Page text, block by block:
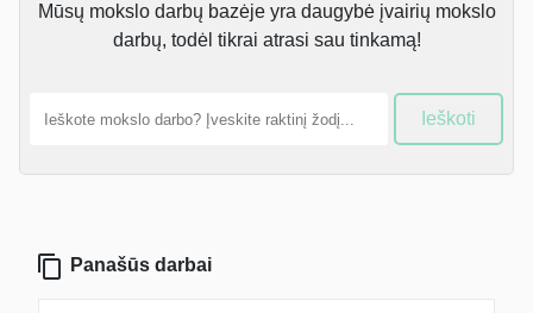
Mūsų mokslo darbų bazėje yra daugybė įvairių mokslo
darbų, todėl tikrai atrasi sau tinkamą!
Ieškoti
Panašūs darbai